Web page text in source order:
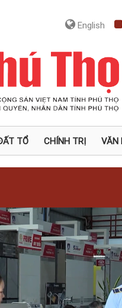
English
TỔ CHÍNH TRỊ VĂN